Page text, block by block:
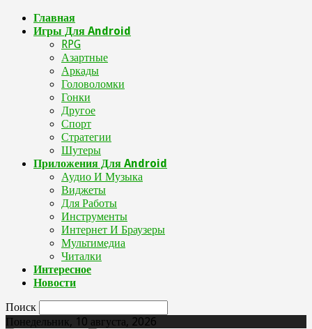
Главная
Игры Для Android
RPG
Азартные
Аркады
Головоломки
Гонки
Другое
Спорт
Стратегии
Шутеры
Приложения Для Android
Аудио И Музыка
Виджеты
Для Работы
Инструменты
Интернет И Браузеры
Мультимедиа
Читалки
Интересное
Новости
Поиск
Понедельник, 10 августа, 2026